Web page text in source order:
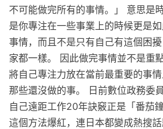
不可能做完所有的事情。」 意思是
是你專注在一些事業上的時候更是
事情，而且不是只有自己有這個困
家都一樣。 因此做完事情並不是重
將自己專注力放在當前最重要的事
那些還沒做的事。 日前數位政務委
自己遠距工作20年訣竅正是「番茄
這個方法爆紅，連日本都變成熱搜